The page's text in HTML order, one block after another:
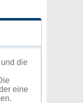
die
eine